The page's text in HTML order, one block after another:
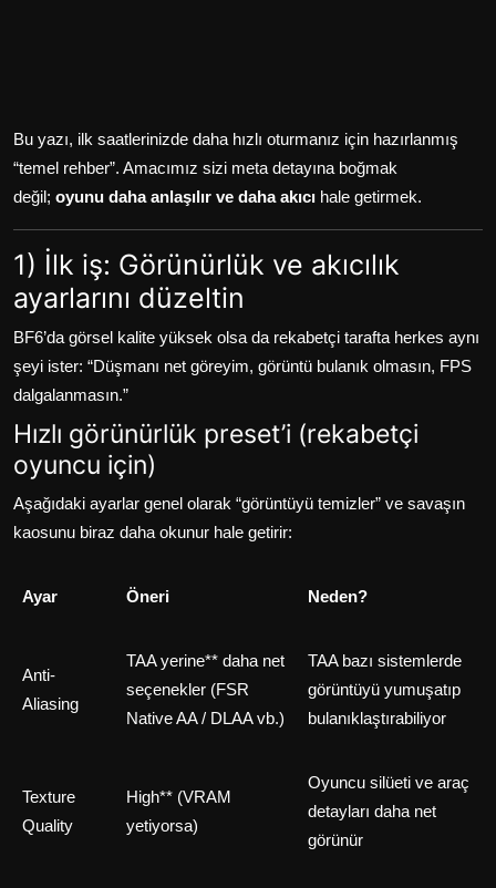
Bu yazı, ilk saatlerinizde daha hızlı oturmanız için hazırlanmış
“temel rehber”. Amacımız sizi meta detayına boğmak
değil; oyunu daha anlaşılır ve daha akıcı hale getirmek.
1) İlk iş: Görünürlük ve akıcılık
ayarlarını düzeltin
BF6’da görsel kalite yüksek olsa da rekabetçi tarafta herkes aynı
şeyi ister: “Düşmanı net göreyim, görüntü bulanık olmasın, FPS
dalgalanmasın.”
Hızlı görünürlük preset’i (rekabetçi
oyuncu için)
Aşağıdaki ayarlar genel olarak “görüntüyü temizler” ve savaşın
kaosunu biraz daha okunur hale getirir:
Ayar Öneri Neden?
Anti-
Aliasing
TAA yerine** daha net
seçenekler (FSR
Native AA / DLAA vb.)
TAA bazı sistemlerde
görüntüyü yumuşatıp
bulanıklaştırabiliyor
Texture
Quality
High** (VRAM
yetiyorsa)
Oyuncu silüeti ve araç
detayları daha net
görünür